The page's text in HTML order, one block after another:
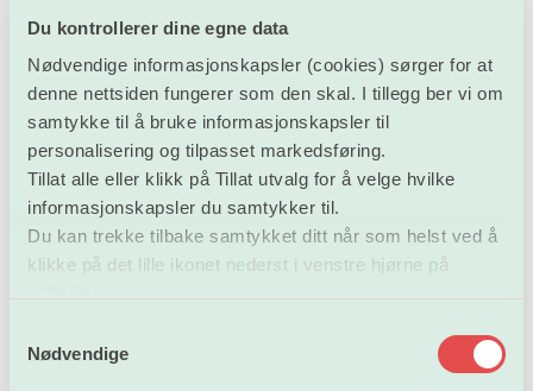
Du kontrollerer dine egne data
Nødvendige informasjonskapsler (cookies) sørger for at
denne nettsiden fungerer som den skal. I tillegg ber vi om
samtykke til å bruke informasjonskapsler til
personalisering og tilpasset markedsføring.
Tillat alle eller klikk på Tillat utvalg for å velge hvilke
informasjonskapsler du samtykker til.
Du kan trekke tilbake samtykket ditt når som helst ved å
klikke på det lille ikonet nederst i venstre hjørne på
Nødvendige
ordningen. Slik denne ordningen fungerer virker den
som et generelt og betydelig budsjettkutt som legger
klare begrensninger på mulighetene for å realisere
kvalitetsreformen etter intensjonen. Manglende
lønnskompensasjon reduserer forutsigbarheten og
svekker institusjonenes evne til langsiktig
budsjettplanlegging. Ordningen representerer også en
forskjellsbehandling av universiteter og høgskoler
ordningen på ny og endre praksis slik at det gis full
kompensasjon for lønnsoppgjørene i statlig sektor.